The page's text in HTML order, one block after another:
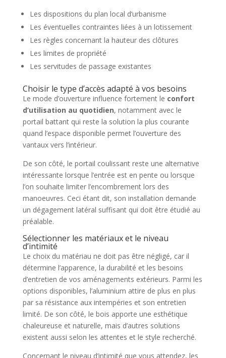
Les dispositions du plan local d’urbanisme
Les éventuelles contraintes liées à un lotissement
Les règles concernant la hauteur des clôtures
Les limites de propriété
Les servitudes de passage existantes
Choisir le type d’accès adapté à vos besoins
Le mode d’ouverture influence fortement le confort
d’utilisation au quotidien, notamment avec le
portail battant qui reste la solution la plus courante
quand l’espace disponible permet l’ouverture des
vantaux vers l’intérieur.
De son côté, le portail coulissant reste une alternative
intéressante lorsque l’entrée est en pente ou lorsque
l’on souhaite limiter l’encombrement lors des
manoeuvres. Ceci étant dit, son installation demande
un dégagement latéral suffisant qui doit être étudié au
préalable.
Sélectionner les matériaux et le niveau
d’intimité
Le choix du matériau ne doit pas être négligé, car il
détermine l’apparence, la durabilité et les besoins
d’entretien de vos aménagements extérieurs. Parmi les
options disponibles, l’aluminium attire de plus en plus
par sa résistance aux intempéries et son entretien
limité. De son côté, le bois apporte une esthétique
chaleureuse et naturelle, mais d’autres solutions
existent aussi selon les attentes et le style recherché.
Concernant le niveau d’intimité que vous attendez, les